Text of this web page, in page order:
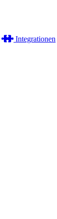
Integrationen